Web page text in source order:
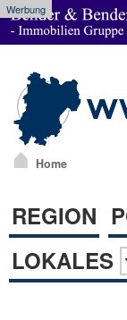
Werbung
Home
REGION
LOKALES